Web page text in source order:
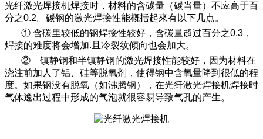
光纤激光焊接机焊接时，材料的含碳量（碳当量）不应高于百
分之0.2。碳钢的激光焊接性能概括起來有以下几点。
① 含碳里较低的钢焊接性较好，含碳量超过百分之0.3，
焊接的难度将会增加.且冷裂纹倾向也会加大。
② 镇静钢和半镇静钢的激光焊接性能较好，因为材料在
浇注前加人了铝、硅等脱氧剂，使得钢中含氧量降到很低的程
度。如果钢没有脱氧（如沸腾钢），在光纤激光焊接机焊接时
气体逸出过程中形成的气泡就很容易导致气孔的产生。